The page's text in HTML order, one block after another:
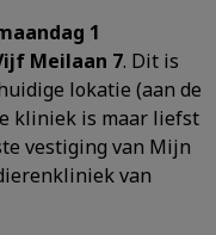
1
Meilaan 7. Dit is
lokatie (aan de
kliniek is maar liefst
vestiging van Mijn
van